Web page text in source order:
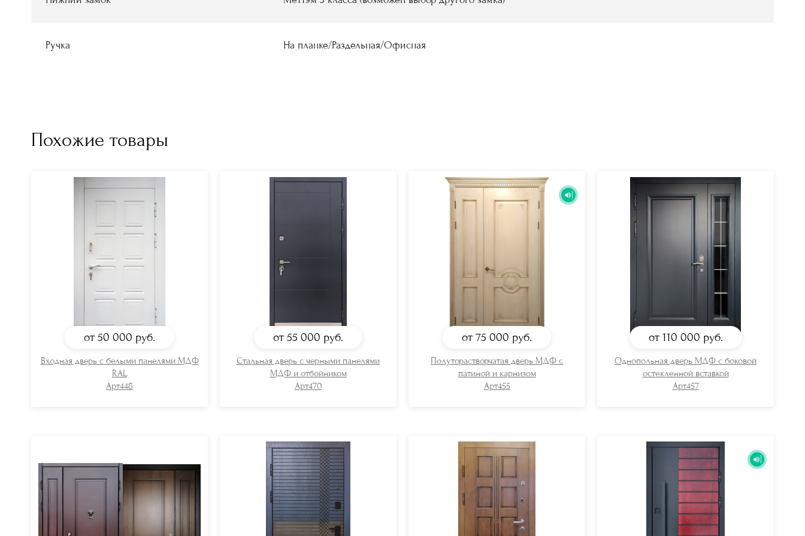
Ручка На планке/Раздельная/Офисная
Похожие товары
от 50 000 руб.
Входная дверь с белыми панелями МДФ
RAL
Арт448
от 55 000 руб.
Стальная дверь с черными панелями
МДФ и отбойником
Арт470
от 75 000 руб.
Полуторастворчатая дверь МДФ с
патиной и карнизом
Арт455
от 110 000 руб.
Однопольная дверь МДФ с боковой
остекленной вставкой
Арт457